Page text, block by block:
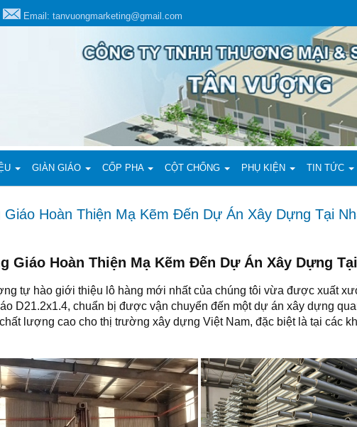
Email: tanvuongmarketing@gmail.com
GIÀN GIÁO CỐP PHA CỘT CHỐNG PHỤ KIỆN TIN TỨC
Giáo Hoàn Thiện Mạ Kẽm Đến Dự Án Xây Dựng Tại
Giáo Hoàn Thiện Mạ Kẽm Đến Dự Án Xây Dựng
tự hào giới thiệu lô hàng mới nhất của chúng tôi vừa được xuất
D21.2x1.4, chuẩn bị được vận chuyển đến một dự án xây dựng
lượng cao cho thị trường xây dựng Việt Nam, đặc biệt là tại các